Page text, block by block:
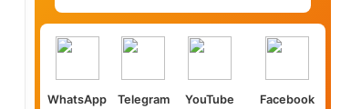
WhatsApp Telegram YouTube Facebook